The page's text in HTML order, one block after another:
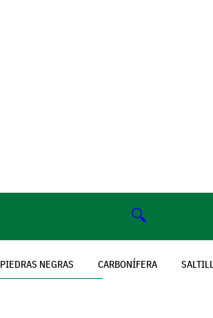
🔍
PIEDRAS NEGRAS CARBONÍFERA